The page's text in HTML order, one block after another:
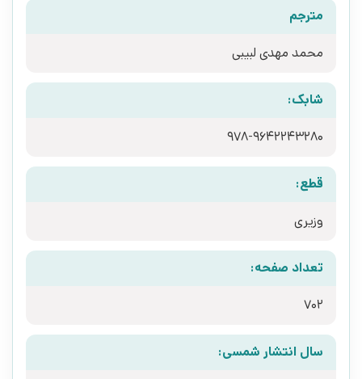
مترجم
محمد مهدی لبیبی
شابک:
978-9642243280
قطع:
وزیری
تعداد صفحه:
702
سال انتشار شمسی: